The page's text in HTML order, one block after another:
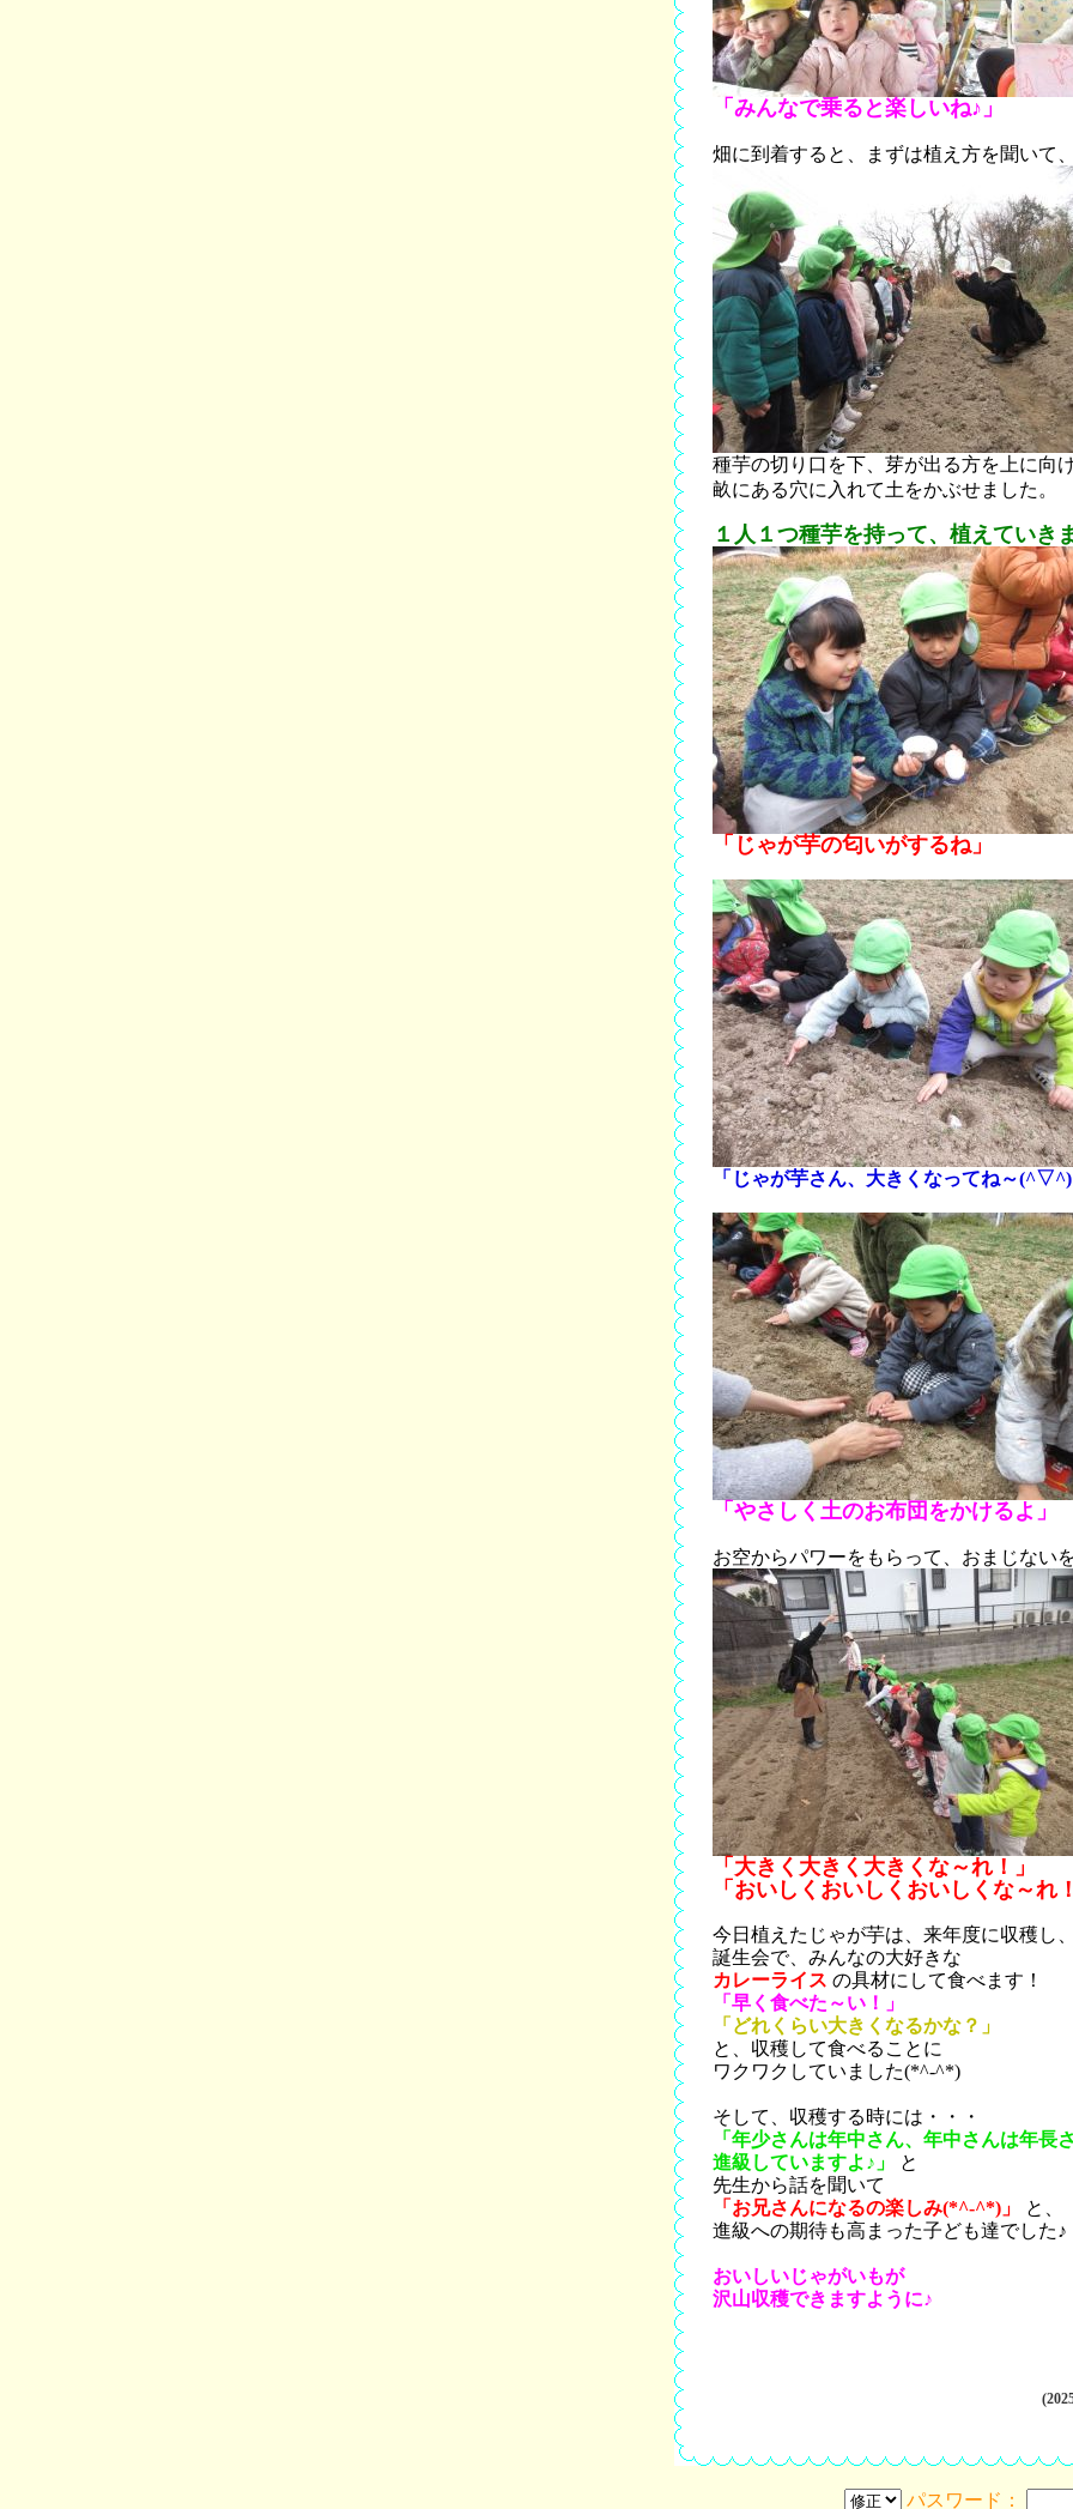
「みんなで乗ると楽しいね♪」
畑に到着すると、まずは植え方を聞いて
種芋の切り口を下、芽が出る方を上に向
畝にある穴に入れて土をかぶせました。
１人１つ種芋を持って、植えていき
「じゃが芋の匂いがするね」
「じゃが芋さん、大きくなってね～
「やさしく土のお布団をかけるよ」
お空からパワーをもらって、おまじない
「大きく大きく大きくな～れ！」
「おいしくおいしくおいしくな～れ
今日植えたじゃが芋は、来年度に収穫し
誕生会で、みんなの大好きな
カレーライス の具材にして食べます！
「早く食べた～い！」
「どれくらい大きくなるかな？」
と、収穫して食べることに
ワクワクしていました(*^-^*)
そして、収穫する時には・・・
「年少さんは年中さん、年中さんは年長
進級していますよ♪」
と
先生から話を聞いて
「お兄さんになるの楽しみ(*^-^*)」
と、
進級への期待も高まった子ども達でした♪
おいしいじゃがいもが
沢山収穫できますように♪
パスワード：